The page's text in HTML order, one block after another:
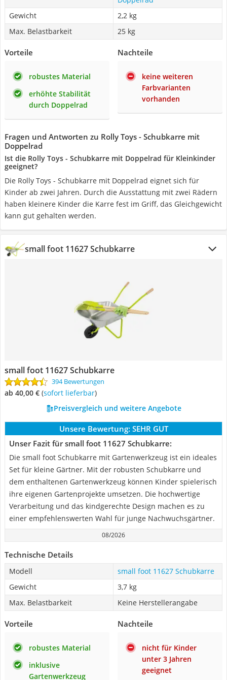
Gewicht
2,2 kg
Max. Belastbarkeit
25 kg
Vorteile
robustes Material
erhöhte Stabilität
durch Doppelrad
Nachteile
keine weiteren
Farbvarianten
vorhanden
Fragen und Antworten zu Rolly Toys - Schubkarre mit
Doppelrad
Ist die Rolly Toys - Schubkarre mit Doppelrad für Kleinkinder
geeignet?
Die Rolly Toys - Schubkarre mit Doppelrad eignet sich für
Kinder ab zwei Jahren. Durch die Ausstattung mit zwei Rädern
haben kleinere Kinder die Karre fest im Griff, das Gleichgewicht
kann gut gehalten werden.
small foot 11627 Schubkarre
small foot 11627 Schubkarre
394 Bewertungen
ab 40,00 € ( Sofort lieferbar)
Preisvergleich und weitere Angebote
Unsere Bewertung: SEHR GUT
Unser Fazit für small foot 11627 Schubkarre:
Die small foot Schubkarre mit Gartenwerkzeug ist ein ideales
Set für kleine Gärtner. Mit der robusten Schubkarre und
dem enthaltenen Gartenwerkzeug können Kinder spielerisch
ihre eigenen Gartenprojekte umsetzen. Die hochwertige
Verarbeitung und das kindgerechte Design machen es zu
einer empfehlenswerten Wahl für junge Nachwuchsgärtner.
08/2026
Technische Details
Modell
small foot 11627 Schubkarre
Gewicht
3,7 kg
Max. Belastbarkeit
Keine Herstellerangabe
Vorteile
robustes Material
inklusive
Gartenwerkzeug
Nachteile
nicht für Kinder
unter 3 Jahren
geeignet